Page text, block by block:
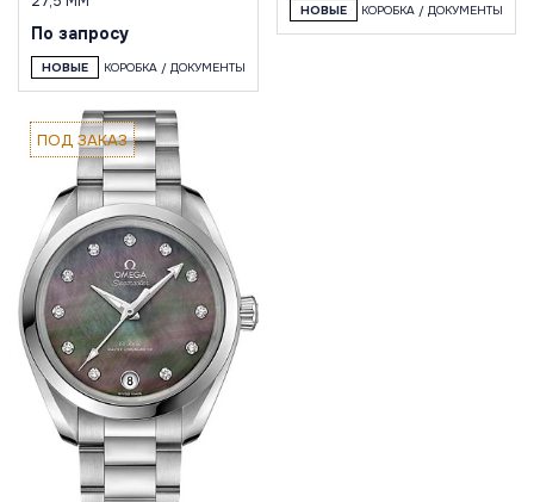
По запросу
НОВЫЕ КОРОБКА / ДОКУМЕНТЫ
НОВЫЕ КОРОБКА / ДОКУМЕНТЫ
ПОД ЗАКАЗ